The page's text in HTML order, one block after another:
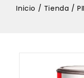
Inicio / Tienda /